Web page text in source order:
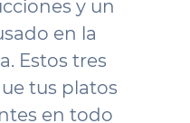
y un
en la
Estos tres
tus platos
en todo